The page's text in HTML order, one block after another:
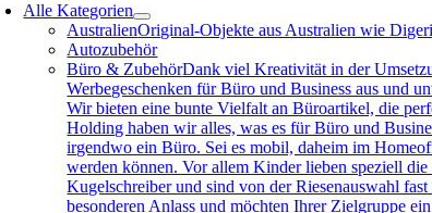
Alle Kategorien
AustralienOriginal-Objekte aus Australien wie
Autozubehör
Büro & ZubehörDank viel Kreativität in der
Werbegeschenken für Büro und Business aus und
Wir bieten eine bunte Vielfalt an Büroartikel, die
Holding haben wir alles, was es für Büro und
irgendwo ein Büro. Sei es mobil, daheim im
werden können. Vor allem Kinder lieben speziell
Kugelschreiber und sind von der Riesenauswahl
besonderen Anlass und möchten Ihrer Zielgruppe